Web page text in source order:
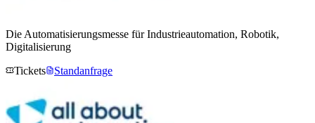
Die Automatisierungsmesse für Industrieautomation, Robotik,
Digitalisierung
Tickets
Standanfrage